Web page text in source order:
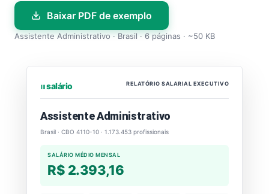
Baixar PDF de exemplo
Assistente Administrativo · Brasil · 6 páginas · ~50 KB
⏐⏐⏐ salário RELATÓRIO SALARIAL EXECUTIVO
Assistente Administrativo
Brasil · CBO 4110-10 · 1.173.453 profissionais
SALÁRIO MÉDIO MENSAL
R$ 2.393,16